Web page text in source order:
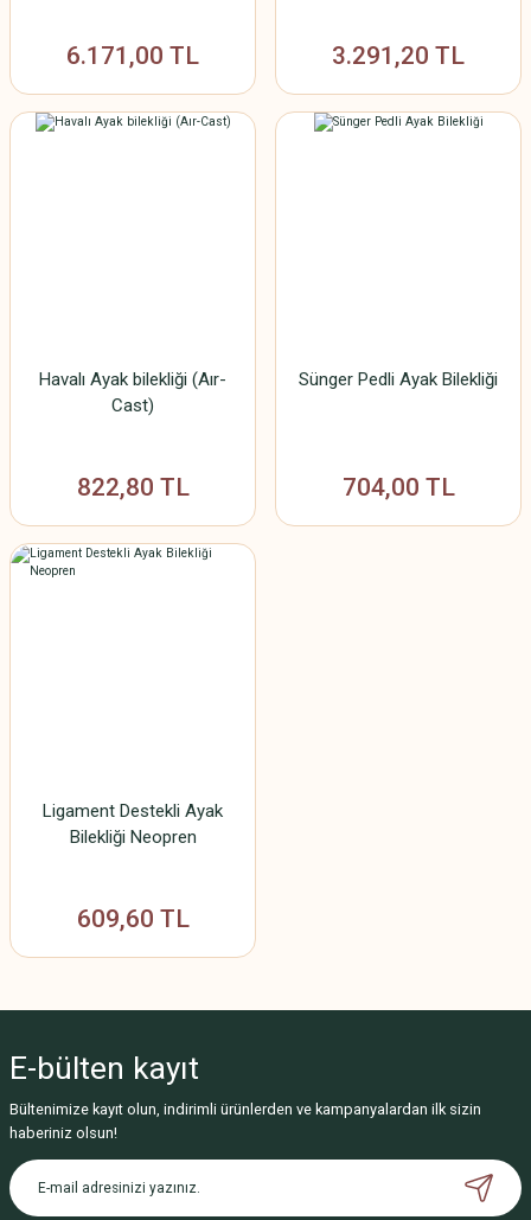
6.171,00 TL 3.291,20 TL
Havalı Ayak bilekliği (Aır-
Cast)
822,80 TL
Sünger Pedli Ayak Bilekliği
704,00 TL
Ligament Destekli Ayak
Bilekliği Neopren
609,60 TL
E-bülten kayıt
Bültenimize kayıt olun, indirimli ürünlerden ve kampanyalardan ilk sizin
haberiniz olsun!